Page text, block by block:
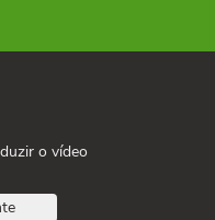
o vídeo